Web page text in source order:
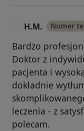
H.M. Numer
Bardzo
Doktor z
pacjenta i
dokładnie
leczenia - z
polecam.